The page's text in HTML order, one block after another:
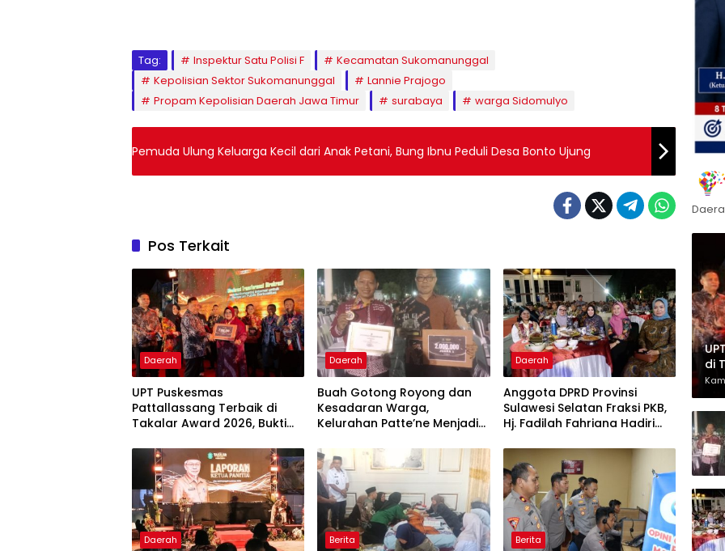
Tag: Inspektur Satu Polisi F
Kecamatan Sukomanunggal
Kepolisian Sektor Sukomanunggal
Lannie Prajogo
Propam Kepolisian Daerah Jawa Timur
surabaya warga Sidomulyo
Pemuda Ulung Keluarga Kecil dari Anak Petani, Bung Ibnu Peduli Desa Bonto Ujung
Pos Terkait
Daerah
UPT Puskesmas
Pattallassang Terbaik di
Takalar Award 2026, Bukti
Pelayanan Kesehatan
Berkualitas
Daerah
Buah Gotong Royong dan
Kesadaran Warga,
Kelurahan Patte’ne Menjadi
Daerah
Anggota DPRD Provinsi
Sulawesi Selatan Fraksi PKB,
Hj. Fadilah Fahriana Hadiri
Menyalakan Lentera
Pengabdian Melalui Malam
Apresiasi dan Inovasi Award
2026
Daerah Berita Berita
di